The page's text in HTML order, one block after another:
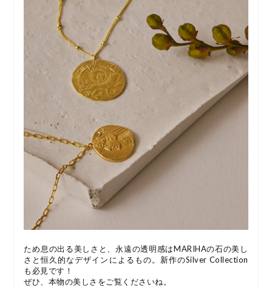
ため息の出る美しさと、永遠の透明感はMARIHAの石の美し
さと恒久的なデザインによるもの。新作のSilver Collection
も必見です！
ぜひ、本物の美しさをご覧くださいね。